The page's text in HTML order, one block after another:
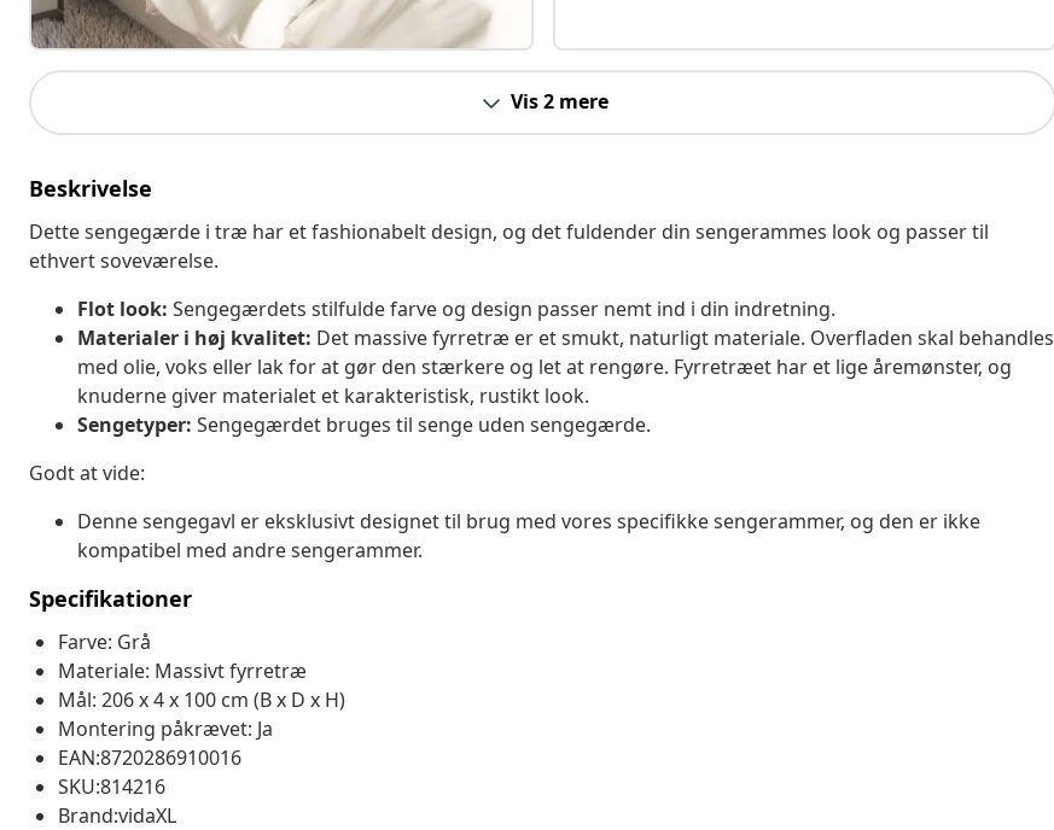
Vis 2 mere
Beskrivelse
Dette sengegærde i træ har et fashionabelt design, og det fuldender din sengerammes look og passer til
ethvert soveværelse.
Flot look: Sengegærdets stilfulde farve og design passer nemt ind i din indretning.
Materialer i høj kvalitet: Det massive fyrretræ er et smukt, naturligt materiale. Overfladen skal behandles
med olie, voks eller lak for at gør den stærkere og let at rengøre. Fyrretræet har et lige åremønster, og
knuderne giver materialet et karakteristisk, rustikt look.
Sengetyper: Sengegærdet bruges til senge uden sengegærde.
Godt at vide:
Denne sengegavl er eksklusivt designet til brug med vores specifikke sengerammer, og den er ikke
kompatibel med andre sengerammer.
Specifikationer
Farve: Grå
Materiale: Massivt fyrretræ
Mål: 206 x 4 x 100 cm (B x D x H)
Montering påkrævet: Ja
EAN:8720286910016
SKU:814216
Brand:vidaXL